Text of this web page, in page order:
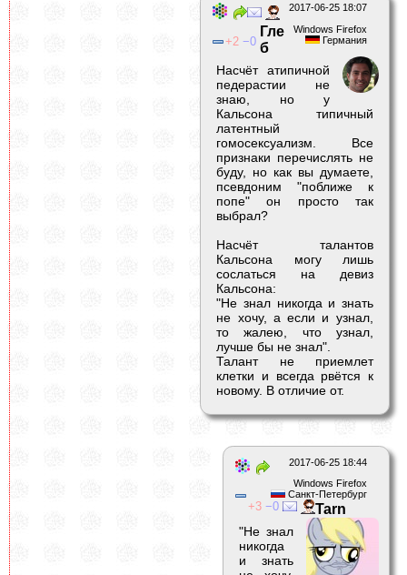
2017-06-25 18:07
Windows Firefox
Германия
2 0
Гле
б
Насчёт атипичной
педерастии не
знаю, но у
Кальсона типичный
латентный
гомосексуализм. Все
признаки перечислять не
буду, но как вы думаете,
псевдоним "поближе к
попе" он просто так
выбрал?
Насчёт талантов
Кальсона могу лишь
сослаться на девиз
Кальсона:
"Не знал никогда и знать
не хочу, а если и узнал,
то жалею, что узнал,
лучше бы не знал".
Талант не приемлет
клетки и всегда рвётся к
новому. В отличие от.
2017-06-25 18:44
Windows Firefox
Санкт-Петербург
3 0 Tarn
"Не знал
никогда
и знать